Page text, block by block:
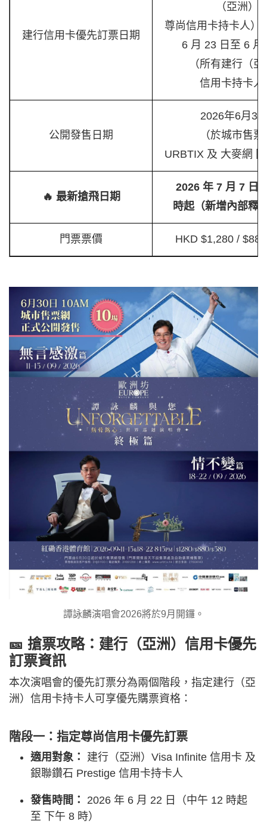
建行信用卡優先訂票日期
（亞洲）
尊尚信用卡持卡人）
6 月 23 日至 6 月
（所有建行（
信用卡持卡人
公開發售日期
2026年6月30
（於城市售票
URBTIX 及 大麥網
🔥 最新搶飛日期
2026 年 7 月 7 日
時起（新增內部釋
門票票價 HKD $1,280 /
譚詠麟演唱會2026將於9月開鑼。
🎫 搶票攻略：建行（亞洲）信用卡優先
訂票資訊
本次演唱會的優先訂票分為兩個階段，指定建行（亞
洲）信用卡持卡人可享優先購票資格：
階段一：指定尊尚信用卡優先訂票
適用對象：
建行（亞洲）Visa Infinite 信用卡 及
銀聯鑽石 Prestige 信用卡持卡人
發售時間：
2026 年 6 月 22 日（中午 12 時起
至 下午 8 時）